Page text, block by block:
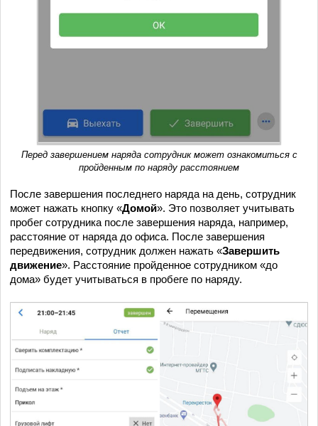
Перед завершением наряда сотрудник может ознакомиться с
пройденным по наряду расстоянием
После завершения последнего наряда на день, сотрудник
может нажать кнопку «Домой». Это позволяет учитывать
пробег сотрудника после завершения наряда, например,
расстояние от наряда до офиса. После завершения
передвижения, сотрудник должен нажать «Завершить
движение». Расстояние пройденное сотрудником «до
дома» будет учитываться в пробеге по наряду.